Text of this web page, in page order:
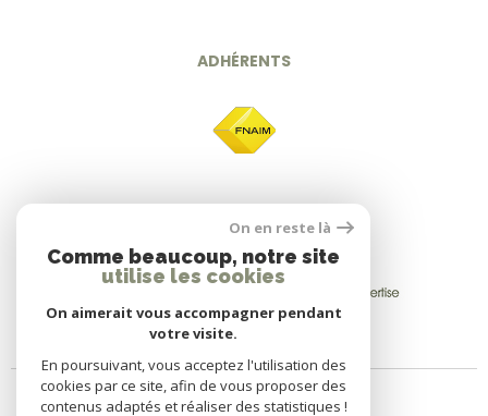
ADHÉRENTS
On en reste là
Comme beaucoup, notre site
utilise les cookies
On aimerait vous accompagner pendant
votre visite.
En poursuivant, vous acceptez l'utilisation des
cookies par ce site, afin de vous proposer des
contenus adaptés et réaliser des statistiques !